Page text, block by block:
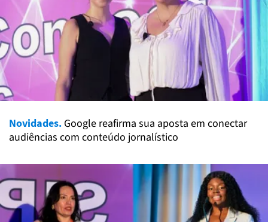
Novidades. Google reafirma sua aposta em conectar
audiências com conteúdo jornalístico